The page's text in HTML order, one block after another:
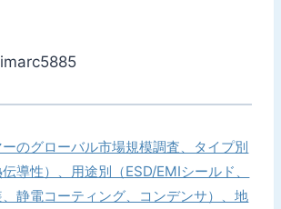
のグローバル市場規模調査、タイプ別
伝導性）、用途別（ESD/EMIシールド、
静電コーティング、コンデンサ）、地